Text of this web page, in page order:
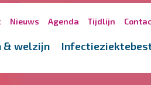
Nieuws Agenda Tijdlijn
& welzijn